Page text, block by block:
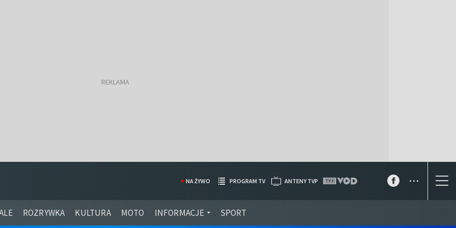
ROZRYWKA KULTURA MOTO INFORMACJE SPORT
NA ŻYWO PROGRAM TV ANTENY TVP ...